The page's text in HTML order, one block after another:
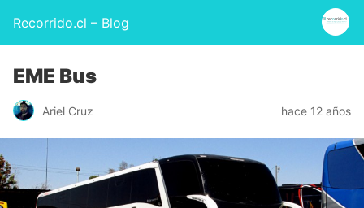
Recorrido.cl – Blog
EME Bus
Ariel Cruz hace 12 años